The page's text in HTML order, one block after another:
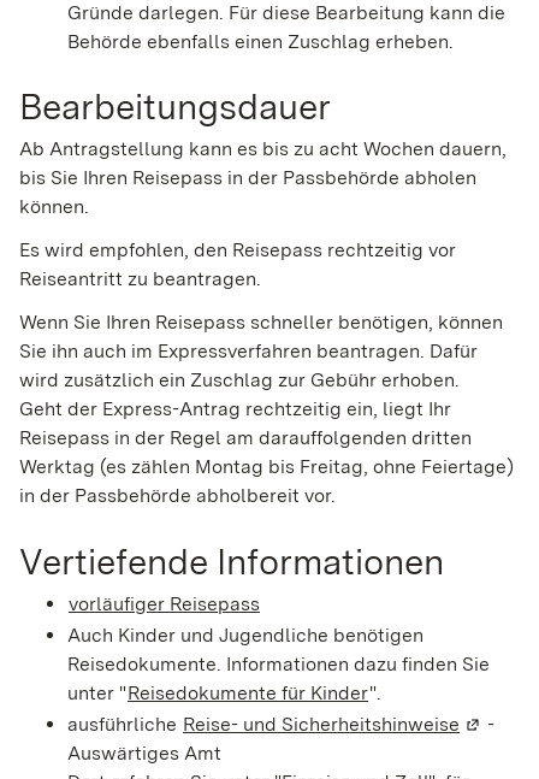
Gründe darlegen. Für diese Bearbeitung kann die
Behörde ebenfalls einen Zuschlag erheben.
Bearbeitungsdauer
Ab Antragstellung kann es bis zu acht Wochen dauern,
bis Sie Ihren Reisepass in der Passbehörde abholen
können.
Es wird empfohlen, den Reisepass rechtzeitig vor
Reiseantritt zu beantragen.
Wenn Sie Ihren Reisepass schneller benötigen, können
Sie ihn auch im Expressverfahren beantragen. Dafür
wird zusätzlich ein Zuschlag zur Gebühr erhoben.
Geht der Express-Antrag rechtzeitig ein, liegt Ihr
Reisepass in der Regel am darauffolgenden dritten
Werktag (es zählen Montag bis Freitag, ohne Feiertage)
in der Passbehörde abholbereit vor.
Vertiefende Informationen
vorläufiger Reisepass
Auch Kinder und Jugendliche benötigen
Reisedokumente. Informationen dazu finden Sie
unter "Reisedokumente für Kinder".
ausführliche Reise- und Sicherheitshinweise (Wird
-
Auswärtiges Amt